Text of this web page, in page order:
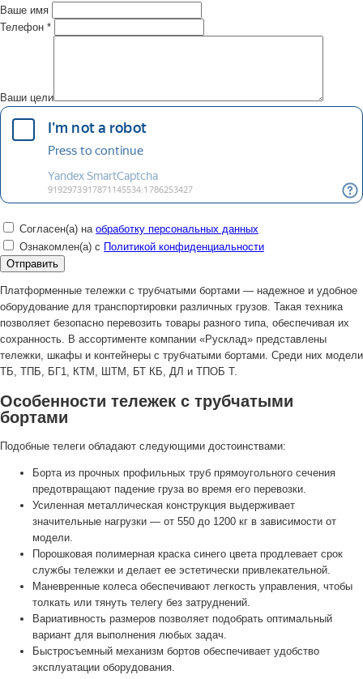
Ваше имя
Телефон *
Ваши цели
Согласен(а) на обработку персональных данных
Ознакомлен(а) с Политикой конфиденциальности
Платформенные тележки с трубчатыми бортами — надежное и удобное
оборудование для транспортировки различных грузов. Такая техника
позволяет безопасно перевозить товары разного типа, обеспечивая их
сохранность. В ассортименте компании «Русклад» представлены
тележки, шкафы и контейнеры с трубчатыми бортами. Среди них модели
ТБ, ТПБ, БГ1, КТМ, ШТМ, БТ КБ, ДЛ и ТПОБ Т.
Особенности тележек с трубчатыми
бортами
Подобные телеги обладают следующими достоинствами:
Борта из прочных профильных труб прямоугольного сечения
предотвращают падение груза во время его перевозки.
Усиленная металлическая конструкция выдерживает
значительные нагрузки — от 550 до 1200 кг в зависимости от
модели.
Порошковая полимерная краска синего цвета продлевает срок
службы тележки и делает ее эстетически привлекательной.
Маневренные колеса обеспечивают легкость управления, чтобы
толкать или тянуть телегу без затруднений.
Вариативность размеров позволяет подобрать оптимальный
вариант для выполнения любых задач.
Быстросъемный механизм бортов обеспечивает удобство
эксплуатации оборудования.